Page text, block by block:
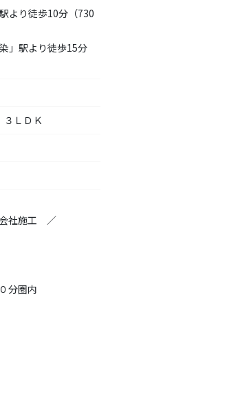
より徒歩10分（730
」駅より徒歩15分
ＬＤＫ
社施工 ／
分圏内